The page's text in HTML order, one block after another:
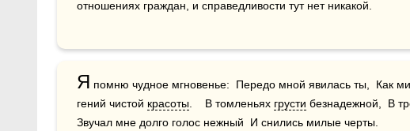
отношениях граждан, и справедливости тут нет никакой.
Я помню чудное мгновенье:  Передо мной явилась ты,  Как
гений чистой красоты .    В томленьях грусти безнадежной,  В
Звучал мне долго голос нежный  И снились милые черты.